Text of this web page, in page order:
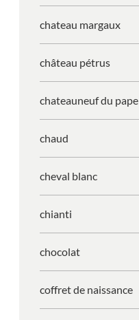
chateau margaux
château pétrus
chateauneuf du pape
chaud
cheval blanc
chianti
chocolat
coffret de naissance